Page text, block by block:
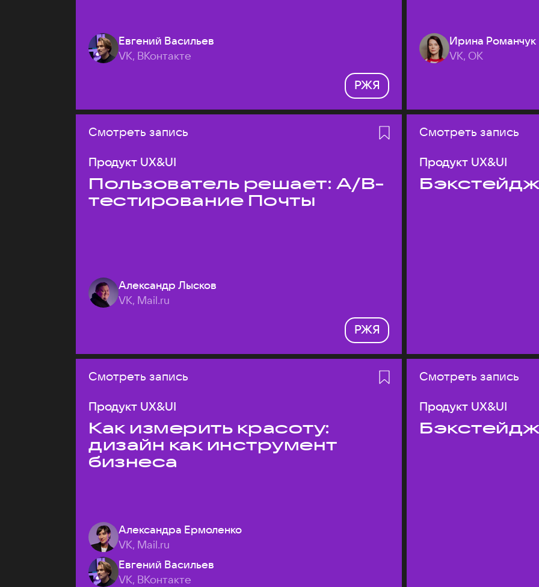
Евгений Васильев
VK, ВКонтакте
РЖЯ
Ирина Романчук
VK, ОК
Смотреть запись
Продукт UX&UI
Пользователь решает: A/B-
тестирование Почты
Александр Лысков
VK, Mail.ru
РЖЯ
Смотреть запись
Продукт UX&UI
Бэкстейдж
Смотреть запись
Продукт UX&UI
Как измерить красоту:
дизайн как инструмент
бизнеса
Александра Ермоленко
VK, Mail.ru
Евгений Васильев
VK, ВКонтакте
Смотреть запись
Продукт UX&UI
Бэкстейдж